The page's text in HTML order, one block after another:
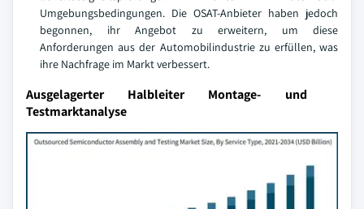
Umgebungsbedingungen. Die OSAT-Anbieter haben jedoch
begonnen, ihr Angebot zu erweitern, um diese
Anforderungen aus der Automobilindustrie zu erfüllen, was
ihre Nachfrage im Markt verbessert.
Ausgelagerter Halbleiter Montage- und
Testmarktanalyse